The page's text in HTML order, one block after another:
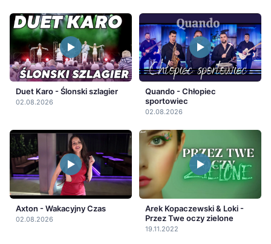
Duet Karo - Ślonski szlagier
02.08.2026
Quando - Chłopiec
sportowiec
02.08.2026
Axton - Wakacyjny Czas
02.08.2026
Arek Kopaczewski & Loki -
Przez Twe oczy zielone
19.11.2022